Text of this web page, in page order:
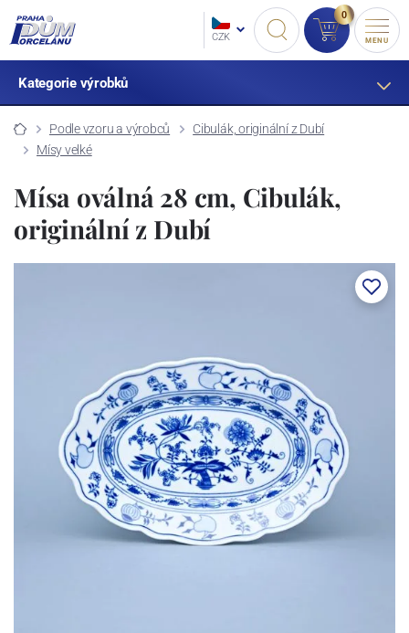
CZK
0
MENU
Kategorie výrobků
Podle vzoru a výrobců
Cibulák, originální z Dubí
Mísy velké
Mísa oválná 28 cm, Cibulák,
originální z Dubí